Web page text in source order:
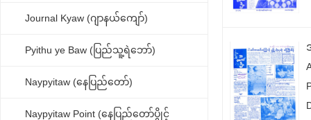
Journal Kyaw (ဂျာနယ်ကျော်)
Pyithu ye Baw (ပြည်သူ့ရဲဘော်)
Naypyitaw (နေပြည်တော်)
Naypyitaw Point (နေပြည်တော်ပွိုင့်